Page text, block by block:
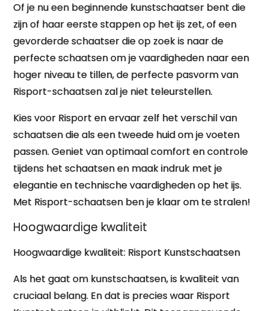
Of je nu een beginnende kunstschaatser bent die
zijn of haar eerste stappen op het ijs zet, of een
gevorderde schaatser die op zoek is naar de
perfecte schaatsen om je vaardigheden naar een
hoger niveau te tillen, de perfecte pasvorm van
Risport-schaatsen zal je niet teleurstellen.
Kies voor Risport en ervaar zelf het verschil van
schaatsen die als een tweede huid om je voeten
passen. Geniet van optimaal comfort en controle
tijdens het schaatsen en maak indruk met je
elegantie en technische vaardigheden op het ijs.
Met Risport-schaatsen ben je klaar om te stralen!
Hoogwaardige kwaliteit
Hoogwaardige kwaliteit: Risport Kunstschaatsen
Als het gaat om kunstschaatsen, is kwaliteit van
cruciaal belang. En dat is precies waar Risport